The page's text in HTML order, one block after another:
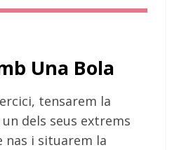
Una Bola
tensarem la
dels seus extrems
nas i situarem la